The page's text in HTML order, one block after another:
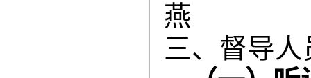
燕
三、督导人